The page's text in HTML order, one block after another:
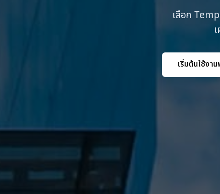
เลือก
เริ่มต้นใช้งา